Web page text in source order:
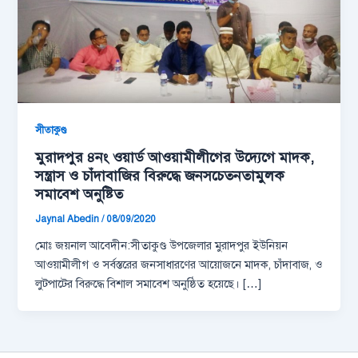
সীতাকুণ্ড
মুরাদপুর ৪নং ওয়ার্ড আওয়ামীলীগের উদ্যেগে মাদক,
সন্ত্রাস ও চাঁদাবাজির বিরুদ্ধে জনসচেতনতামুলক
সমাবেশ অনুষ্টিত
Jaynal Abedin/ 08/09/2020
মোঃ জয়নাল আবেদীন:সীতাকুণ্ড উপজেলার মুরাদপুর ইউনিয়ন
আওয়ামীলীগ ও সর্বস্তরের জনসাধারণের আয়োজনে মাদক, চাঁদাবাজ, ও
লুটপাটের বিরুদ্ধে বিশাল সমাবেশ অনুষ্ঠিত হয়েছে। […]